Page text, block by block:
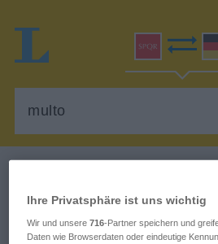
Latein-Deutsch
"multo"
Ihre Privatsphäre ist uns wichtig
Wir und unsere716-Partner speichern und
Daten wie Browserdaten oder eindeutige